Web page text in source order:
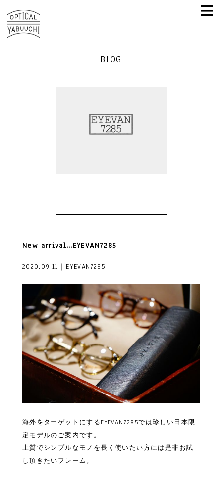
≡
BLOG
New arrival…EYEVAN7285
2020.09.11｜EYEVAN7285
海外をターゲットにするEYEVAN7285では珍しい日本限
定モデルのご案内です。
上質でシンプルなモノを長く使いたい方には是非お試
し頂きたいフレーム。